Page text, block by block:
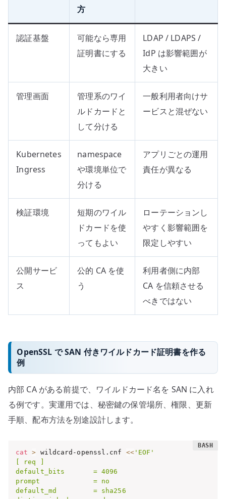
方
認証基盤
可能なら専用
証明書にする
LDAP / LDAPS /
IdP は影響範囲が
大きい
管理画面
管理系のワイ
ルドカードと
して分ける
一般利用者向けサ
ービスと混ぜない
Kubernetes
Ingress
namespace
や環境単位で
分ける
アプリごとの運用
責任が異なる
検証環境
短期のワイル
ドカードを使
ってもよい
ローテーションし
やすく影響範囲を
限定しやすい
公開サービ
ス
公的 CA を使
う
利用者側に内部
CA を信頼させる
べきではない
OpenSSL で SAN 付きワイルドカード証明書を作る
例
内部 CA がある前提で、ワイルドカード名を SAN に入れ
る例です。実運用では、秘密鍵の保管場所、権限、更新
手順、配布方法を別途設計します。
cat > wildcard-openssl.cnf <<'EOF'
[ req ]
default_bits       = 4096
prompt             = no
default_md         = sha256